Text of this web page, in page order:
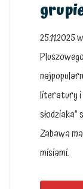
25.11.2025
literatury i
Zabawa
misiami.